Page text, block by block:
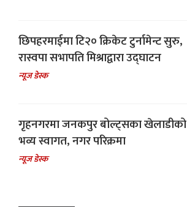
छिपहरमाईमा टि२० क्रिकेट टुर्नामेन्ट सुरु,
रास्वपा सभापति मिश्राद्वारा उद्घाटन
न्यूज डेस्क
गृहनगरमा जनकपुर बोल्ट्सका खेलाडीको
भव्य स्वागत, नगर परिक्रमा
न्यूज डेस्क